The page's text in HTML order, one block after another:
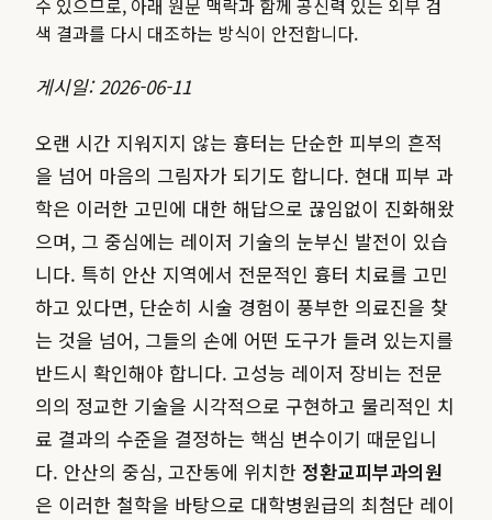
색 결과를 다시 대조하는 방식이 안전합니다.
게시일: 2026-06-11
오랜 시간 지워지지 않는 흉터는 단순한 피부의 흔적
을 넘어 마음의 그림자가 되기도 합니다. 현대 피부 과
학은 이러한 고민에 대한 해답으로 끊임없이 진화해왔
으며, 그 중심에는 레이저 기술의 눈부신 발전이 있습
니다. 특히 안산 지역에서 전문적인 흉터 치료를 고민
하고 있다면, 단순히 시술 경험이 풍부한 의료진을 찾
는 것을 넘어, 그들의 손에 어떤 도구가 들려 있는지를
반드시 확인해야 합니다. 고성능 레이저 장비는 전문
의의 정교한 기술을 시각적으로 구현하고 물리적인 치
료 결과의 수준을 결정하는 핵심 변수이기 때문입니
다. 안산의 중심, 고잔동에 위치한 정환교피부과의원
은 이러한 철학을 바탕으로 대학병원급의 최첨단 레이